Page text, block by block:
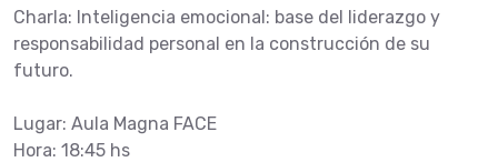
Charla: Inteligencia emocional: base del liderazgo y
responsabilidad personal en la construcción de su
futuro.
Lugar: Aula Magna FACE
Hora: 18:45 hs